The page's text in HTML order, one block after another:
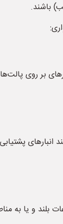
باشند.
بر روی
انبارهای
بلند و یا به